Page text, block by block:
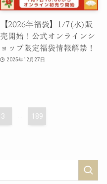
【2026年福袋】1/7(水)販
売開始！公式オンラインシ
ョップ限定福袋情報解禁！
2025年12月27日
3 189